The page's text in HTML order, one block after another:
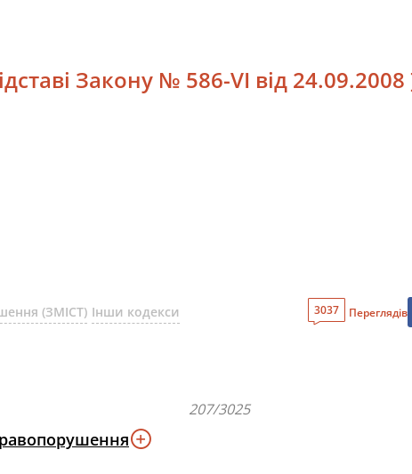
Закону № 586-VI від 24.09.2008
(ЗМІСТ) Інши кодекси 3037 Переглядів
207/3025